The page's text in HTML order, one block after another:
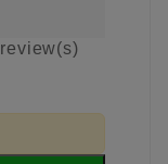
review(s)